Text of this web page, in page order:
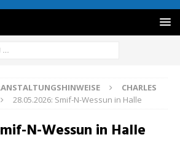
CHARLES
28.05.2026: Smif-N-Wessun in Halle
N-Wessun in Halle